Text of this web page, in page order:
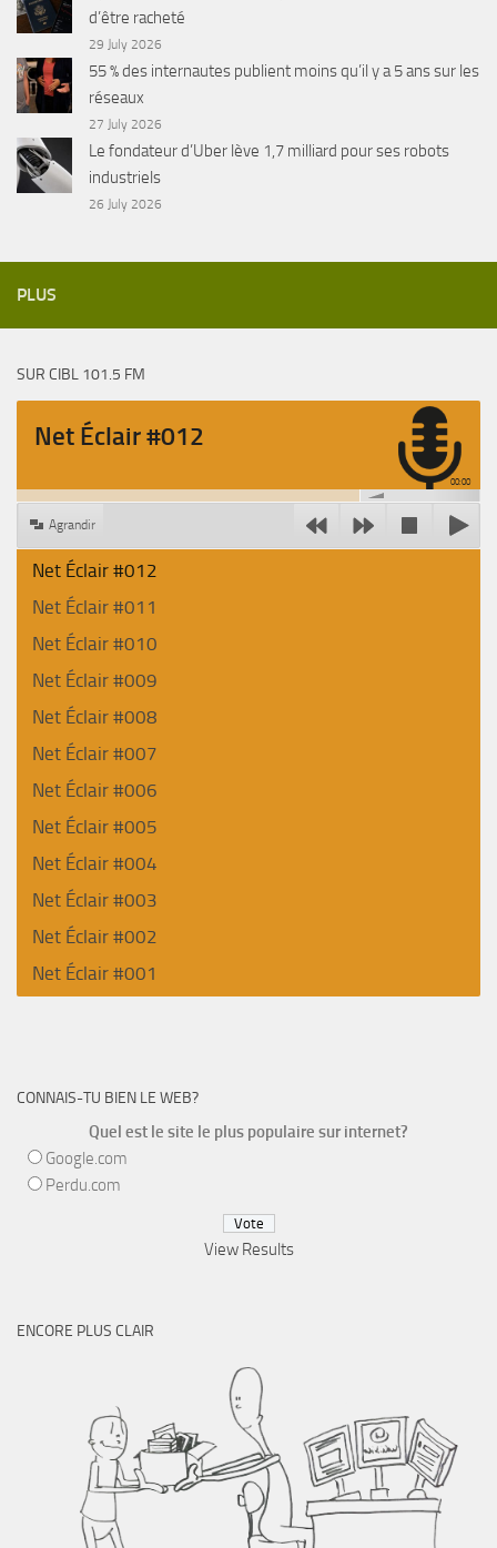
d’être racheté
29 July 2026
55 % des internautes publient moins qu’il y a 5 ans sur les
réseaux
27 July 2026
Le fondateur d’Uber lève 1,7 milliard pour ses robots
industriels
26 July 2026
PLUS
SUR CIBL 101.5 FM
Net Éclair #012
00:00
Agrandir
Net Éclair #012
Net Éclair #011
Net Éclair #010
Net Éclair #009
Net Éclair #008
Net Éclair #007
Net Éclair #006
Net Éclair #005
Net Éclair #004
Net Éclair #003
Net Éclair #002
Net Éclair #001
CONNAIS-TU BIEN LE WEB?
Quel est le site le plus populaire sur internet?
Google.com
Perdu.com
View Results
ENCORE PLUS CLAIR